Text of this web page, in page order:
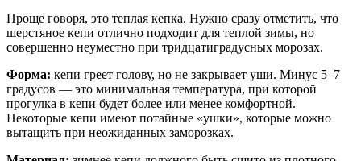
Проще говоря, это теплая кепка. Нужно сразу отметить, что
шерстяное кепи отлично подходит для теплой зимы, но
совершенно неуместно при тридцатиградусных морозах.
Форма: кепи греет голову, но не закрывает уши. Минус 5–7
градусов — это минимальная температура, при которой
прогулка в кепи будет более или менее комфортной.
Некоторые кепи имеют потайные «ушки», которые можно
вытащить при неожиданных заморозках.